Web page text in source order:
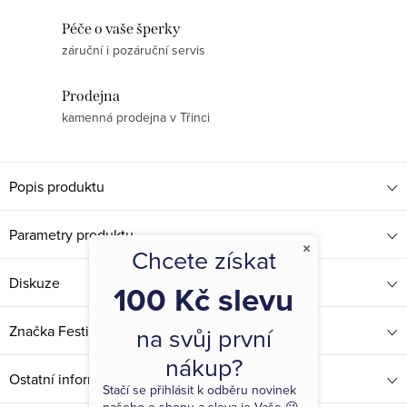
Péče o vaše šperky
záruční i pozáruční servis
Prodejna
kamenná prodejna v Třinci
Popis produktu
Parametry produktu
Diskuze
Značka Festina
Ostatní informace
×
Chcete získat
100 Kč slevu
na svůj první
nákup?
Stačí se přihlásit k odběru novinek